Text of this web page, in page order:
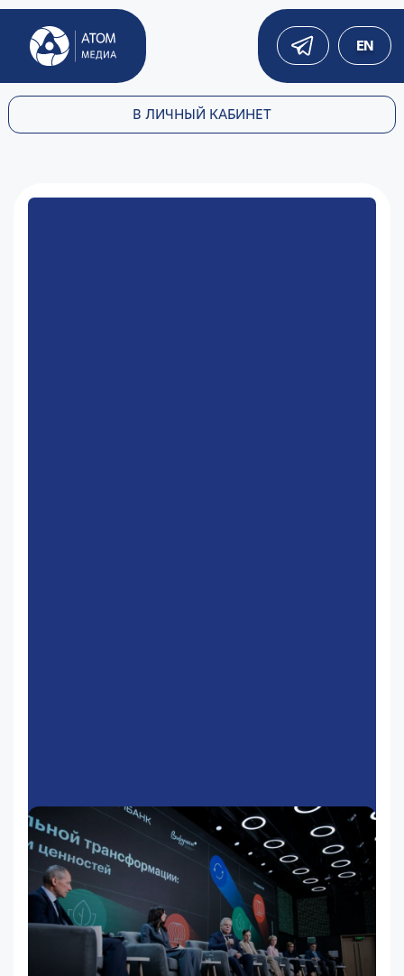
EN
В ЛИЧНЫЙ КАБИНЕТ